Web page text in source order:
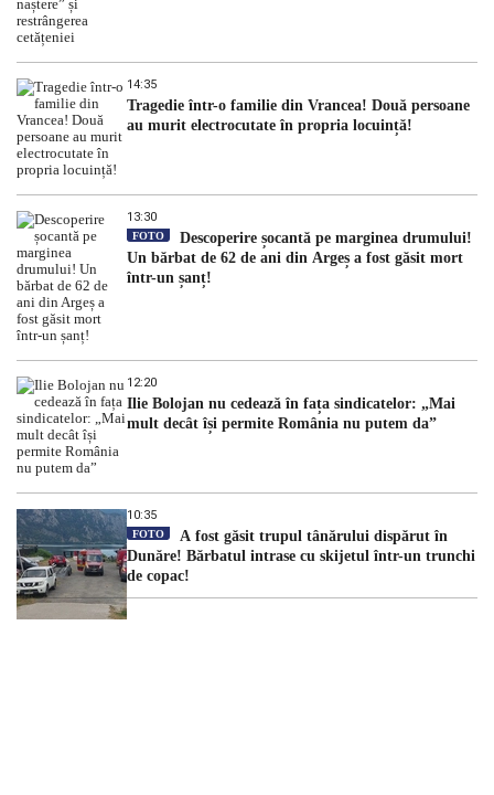
14:35
Tragedie într-o familie din Vrancea! Două persoane
au murit electrocutate în propria locuință!
13:30
FOTO
Descoperire șocantă pe marginea drumului!
Un bărbat de 62 de ani din Argeș a fost găsit mort
într-un șanț!
12:20
Ilie Bolojan nu cedează în fața sindicatelor: „Mai
mult decât își permite România nu putem da”
10:35
FOTO
A fost găsit trupul tânărului dispărut în
Dunăre! Bărbatul intrase cu skijetul într-un trunchi
de copac!